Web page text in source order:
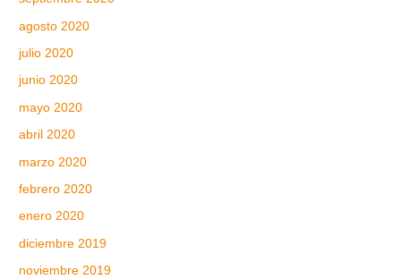
agosto 2020
julio 2020
junio 2020
mayo 2020
abril 2020
marzo 2020
febrero 2020
enero 2020
diciembre 2019
noviembre 2019